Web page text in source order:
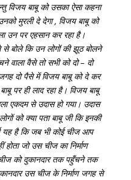
विजय बाबू को उसका ऐसा कहना
मुरली दे देगा , विजय बाबू को
उन पर एहसान कर रहा है।
बोले कि उन लोगों की झूठ बोलने
वाला वैसे तो सभी को दो – दो
दो पैसे में विजय बाबू को दे कर
पर ही लाद रहा है। विजय बाबू
एकदम से उदास हो गया। उदास
को क्या पता बाबू जी कि इनकी
यह है कि जब भी कोई चीज आप
जो उस चीज का निर्माण
को दुकानदार तक पहुँचने तक
उस चीज के निर्माण जगह से